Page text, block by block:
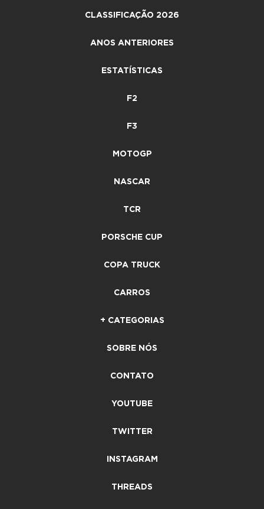
CLASSIFICAÇÃO 2026
ANOS ANTERIORES
ESTATÍSTICAS
F2
F3
MOTOGP
NASCAR
TCR
PORSCHE CUP
COPA TRUCK
CARROS
+ CATEGORIAS
SOBRE NÓS
CONTATO
YOUTUBE
TWITTER
INSTAGRAM
THREADS